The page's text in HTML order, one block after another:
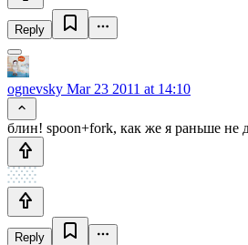
Reply
ognevsky Mar 23 2011 at 14:10
блин! spoon+fork, как же я раньше не
Reply